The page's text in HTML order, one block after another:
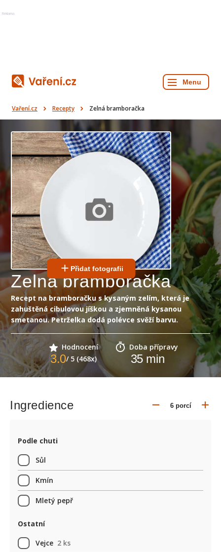
Reklama
Vaření.cz Recepty Zelná bramboračka
Přidat fotografii
Zelná bramboračka
Recept na bramboračku s kysaným zelím, která je
zahuštěná cibulovou jíškou a zjemněná kysanou
smetanou. Petrželka dodá polévce svěží barvu.
Hodnocení
3.0/ 5 (468x)
Doba přípravy
35min
Ingredience
Podle chuti
Sůl
Kmín
Mletý pepř
Ostatní
Vejce 2 ks